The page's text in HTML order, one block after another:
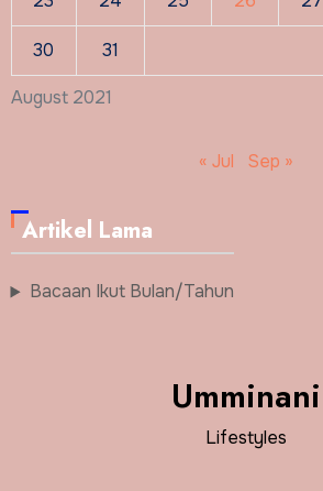
August 2021
30 31
« Jul Sep »
Artikel Lama
Bacaan Ikut Bulan/Tahun
Umminani
Lifestyles